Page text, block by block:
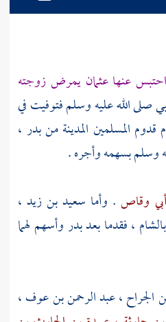
عنهاعثمانيمرض زوجته
صلى الله عليه وسلم فتوفيت في
المسلمين المدينةمنبدر ،
وسلم بسهمه وأجره .
وقاص . وأما سعيد بن زيد ،
بالشام ،فقدما بعدبدروأسهم لهما
الجراح ،عبد الرحمن بن عوف ،